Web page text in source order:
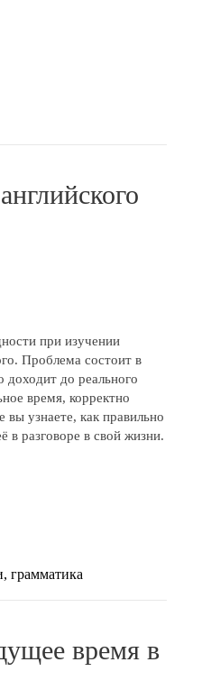
при изучении
Проблема состоит в
доходит до реального
время, корректно
вы узнаете, как правильно
в разговоре в свой жизни.
грамматика